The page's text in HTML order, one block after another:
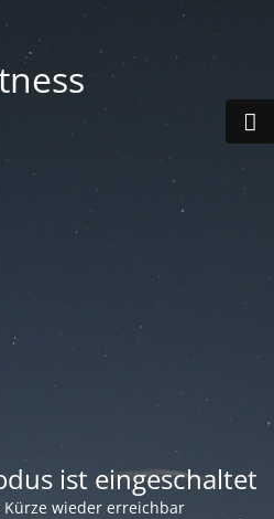
ist eingeschaltet
Kürze wieder erreichbar